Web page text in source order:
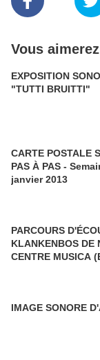
Vous
EXPOSITION
"TUTTI BRUITTI"
CARTE POSTALE
PAS À PAS -
janvier 2013
PARCOURS
KLANKENBOS DE
CENTRE MUSICA
IMAGE SONORE